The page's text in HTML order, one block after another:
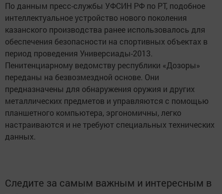
По данным пресс-службы УФСИН РФ по РТ, подобное
интеллектуальное устройство нового поколения
казанского производства ранее использовалось для
обеспечения безопасности на спортивных объектах в
период проведения Универсиады-2013.
Пенитенциарному ведомству республики «Дозоры»
переданы на безвозмездной основе. Они
предназначены для обнаружения оружия и других
металлических предметов и управляются с помощью
планшетного компьютера, эргономичны, легко
настраиваются и не требуют специальных технических
данных.
Следите за самым важным и интересным в